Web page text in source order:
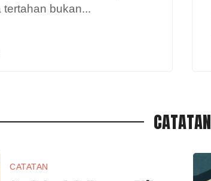
tertahan bukan...
CATATAN
CATATAN